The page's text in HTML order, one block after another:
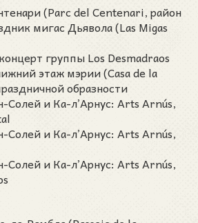
(Parc del Centenari, район
мигас Дьявола (Las Migas
группы Los Desmadraos
этаж мэрии (Casa de la
образности
Солей и Ка-л’Арнус: Arts Arnús,
Солей и Ка-л’Арнус: Arts Arnús,
Солей и Ка-л’Арнус: Arts Arnús,